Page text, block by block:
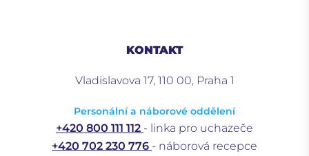
KONTAKT
Vladislavova 17, 110 00, Praha 1
Personální a náborové oddělení
+420 800 111 112 - linka pro uchazeče
+420 702 230 776 - náborová recepce